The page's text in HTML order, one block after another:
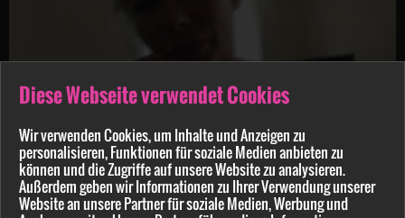
Diese Webseite verwendet Cookies
Wir verwenden Cookies, um Inhalte und Anzeigen zu
personalisieren, Funktionen für soziale Medien anbieten zu
können und die Zugriffe auf unsere Website zu analysieren.
Außerdem geben wir Informationen zu Ihrer Verwendung unserer
Website an unsere Partner für soziale Medien, Werbung und
8:38 min. 08.09.2014
b******ner Outdoor-F**k!
ANGEBOT